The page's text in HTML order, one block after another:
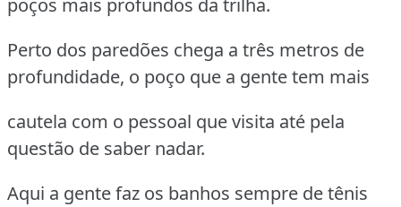
poços mais profundos da trilha.
Perto dos paredões chega a três metros de
profundidade, o poço que a gente tem mais
cautela com o pessoal que visita até pela
questão de saber nadar.
Aqui a gente faz os banhos sempre de tênis